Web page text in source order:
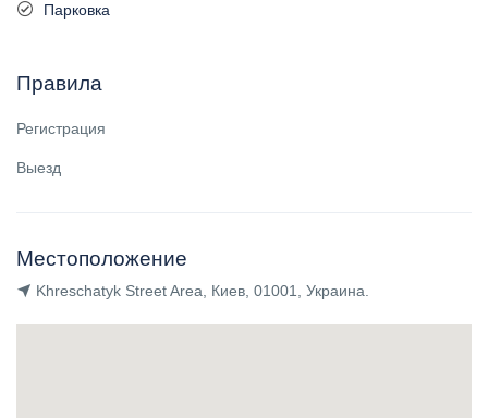
Парковка
Правила
Регистрация
Выезд
Местоположение
Khreschatyk Street Area, Киев, 01001, Украина.